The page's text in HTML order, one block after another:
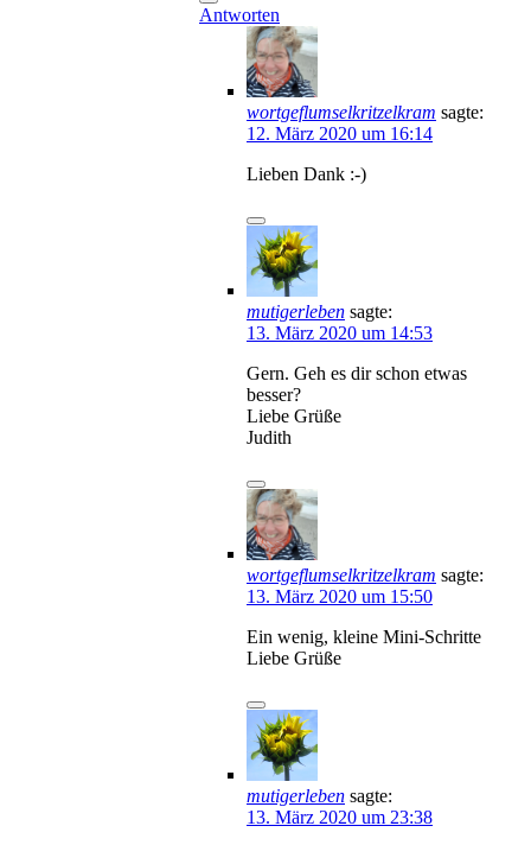
Antworten
wortgeflumselkritzelkram sagte:
12. März 2020 um 16:14
Lieben Dank :-)
mutigerleben sagte:
13. März 2020 um 14:53
Gern. Geh es dir schon etwas
besser?
Liebe Grüße
Judith
wortgeflumselkritzelkram sagte:
13. März 2020 um 15:50
Ein wenig, kleine Mini-Schritte
Liebe Grüße
mutigerleben sagte:
13. März 2020 um 23:38